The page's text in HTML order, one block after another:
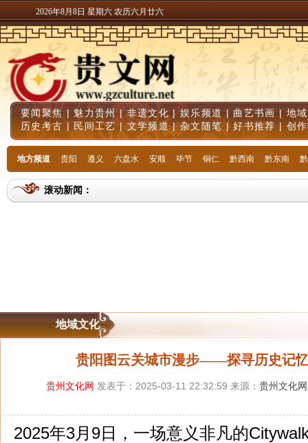
2026年8月8日 星期六 农历六月廿六
要闻聚焦| 魅力贵州|非遗文化 |娱乐频道 | 曲艺书画 | 地
历史考古 | 民间工艺 |文学频道|杂文随笔 |好书推荐 | 创
地方频道 贵阳 遵义 六盘水 安顺 毕节 铜仁 黔西南 黔东南
滚动新闻：
地域文化
贵阳图云关城市漫步——探寻历史记
贵州文化网 发表于：2025-03-11 22:32:59 来源： 贵州文化网
2025年3月9日，一场意义非凡的